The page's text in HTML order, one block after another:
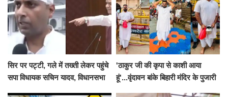
सिर पर पट्टी, गले में तख्ती लेकर पहुंचे
सपा विधायक सचिन यादव, विधानसभा
'ठाकुर जी की कृपा से काशी आया
हूं'...वृंदावन बांके बिहारी मंदिर के पुजारी